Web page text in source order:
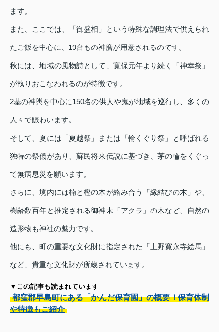
ます。
また、ここでは、「御盛相」という特殊な調理法で供えられ
たご飯を中心に、19台もの神膳が用意されるのです。
秋には、地域の風物詩として、寛保元年より続く「神幸祭」
が執りおこなわれるのが特徴です。
2基の神輿を中心に150名の供人や鬼が地域を巡行し、多くの
人々で賑わいます。
そして、夏には「夏越祭」または「輪くぐり祭」と呼ばれる
独特の祭儀があり、蘇民将来伝説に基づき、茅の輪をくぐっ
て無病息災を願います。
さらに、境内には楠と樫の木が絡み合う「縁結びの木」や、
樹齢数百年と推定される御神木「アクラ」の木など、自然の
造形物も神社の魅力です。
他にも、町の重要な文化財に指定された「上野寛永寺絵馬」
など、貴重な文化財が所蔵されています。
▼この記事も読まれています
都窪郡早島町にある「かんだ保育園」の概要！保育体制
や特徴もご紹介